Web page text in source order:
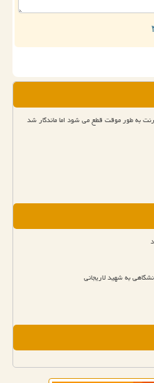
به شهید لاریجانی